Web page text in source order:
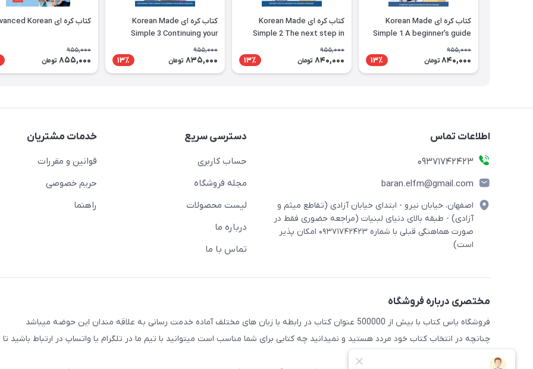
کتاب کره ای Korean Made
Simple 1 A beginner's guide
to learning the Korean
language
955,000
840,000 تومان 13٪
کتاب کره ای Korean Made
Simple 2 The next step in
learning the Korean language
955,000
840,000 تومان 13٪
کتاب کره ای Korean Made
Simple 3 Continuing your
journey of learning the
Korean language
955,000
835,000 تومان 13٪
کتاب کره ای Advanced Korean
955,000
855,000 تومان
اطلاعات تماس
09371742423
baran.elfm@gmail.com
اصفهان، خیابان نیرو - ابتدای خیابان آزادی (تقاطع میثم و
آزادی) - طبقه بالای دنیای لبنیات (مراجعه حضوری فقط در
صورت هماهنگی قبلی با شماره ۰۹۳۷۱۷۴۲۴۲۳ امکان پذیر
است)
دسترسی سریع
حساب کاربری
مجله فروشگاه
لیست محصولات
درباره ما
تماس با ما
خدمات مشتریان
قوانین و مقررات
حریم خصوصی
راهنما
مختصری درباره فروشگاه
فروشگاه یاس کتاب با بیش از 500000 عنوان کتاب در رابطه با زبان های مختلف آماده خدمت رسانی به علاقه مندان این حوضه میباشد
چنانچه در انتخاب کتاب خود مردد هستید و نمیدانید چه کتابی برای شما مناسب است میتوانید با تیم ما در تلگرام یا واتساپ در ارتباط باشید تا